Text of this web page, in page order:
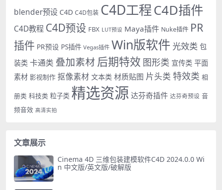
blender预设 C4D C4D包装 C4D工程C4D插件
C4D教程 C4D预设 FBX LUT预设 Maya插件 Nuke插件 PR
插件 PR预设 PS插件 Vegas插件 Win版软件 光效类 包
装类 卡通类 叠加素材 后期特效 图形类 宣传类 平面
素材 影视制作 抠像素材 文本类 材质贴图 片头类 特效类 相
册类 科技类 粒子类 精选资源 达芬奇插件 达芬奇预设 音
频音效 高清实拍
文章展示
Cinema 4D 三维包装建模软件C4D 2024.0.0 Wi
n 中文版/英文版/破解版